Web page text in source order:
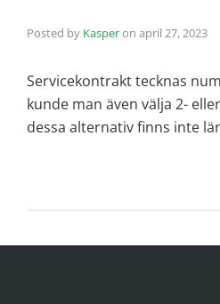
Posted by Kasperon april 27, 2023
Servicekontrakt tecknas
kunde man även välja 2-
dessa alternativ finns inte